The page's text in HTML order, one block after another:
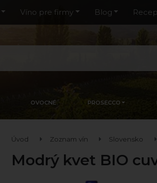
Víno pre firmy Blog
OVOCNÉ PROSECCO
Úvod Zoznam vín Slovensko
Modrý kvet BIO